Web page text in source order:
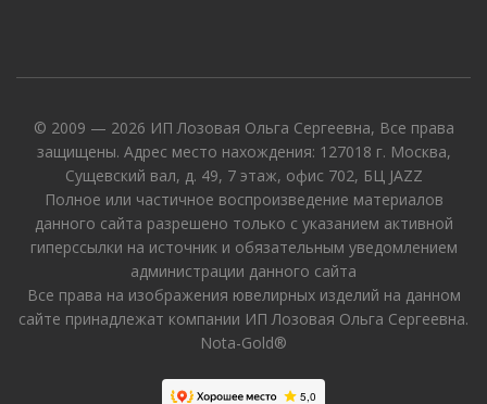
© 2009 — 2026 ИП Лозовая Ольга Сергеевна, Все права
защищены. Адрес место нахождения: 127018 г. Москва,
Сущевский вал, д. 49, 7 этаж, офис 702, БЦ JAZZ
Полное или частичное воспроизведение материалов
данного сайта разрешено только с указанием активной
гиперссылки на источник и обязательным уведомлением
администрации данного сайта
Все права на изображения ювелирных изделий на данном
сайте принадлежат компании ИП Лозовая Ольга Сергеевна.
Nota-Gold®